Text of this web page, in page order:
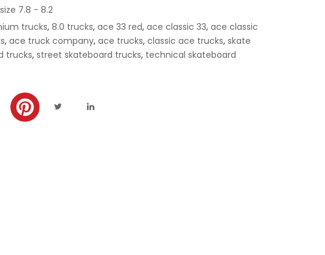
7.8 - 8.2
trucks, 8.0 trucks, ace 33 red, ace classic 33, ace classic
, ace truck company, ace trucks, classic ace trucks, skate
trucks, street skateboard trucks, technical skateboard